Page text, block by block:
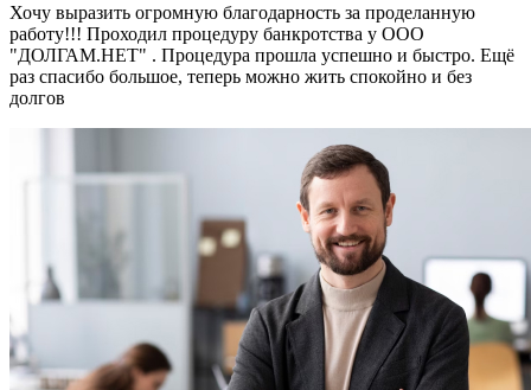
Хочу выразить огромную благодарность за проделанную
работу!!! Проходил процедуру банкротства у ООО
"ДОЛГАМ.НЕТ" . Процедура прошла успешно и быстро. Ещё
раз спасибо большое, теперь можно жить спокойно и без
долгов